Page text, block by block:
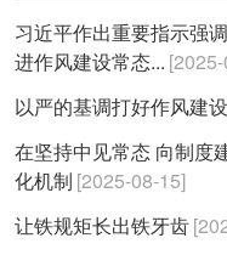
习近平作出重要指示强
进作风建设常态...
以严的基调打好作风建
在坚持中见常态 向制度
化机制 [2025-08-15]
让铁规矩长出铁牙齿